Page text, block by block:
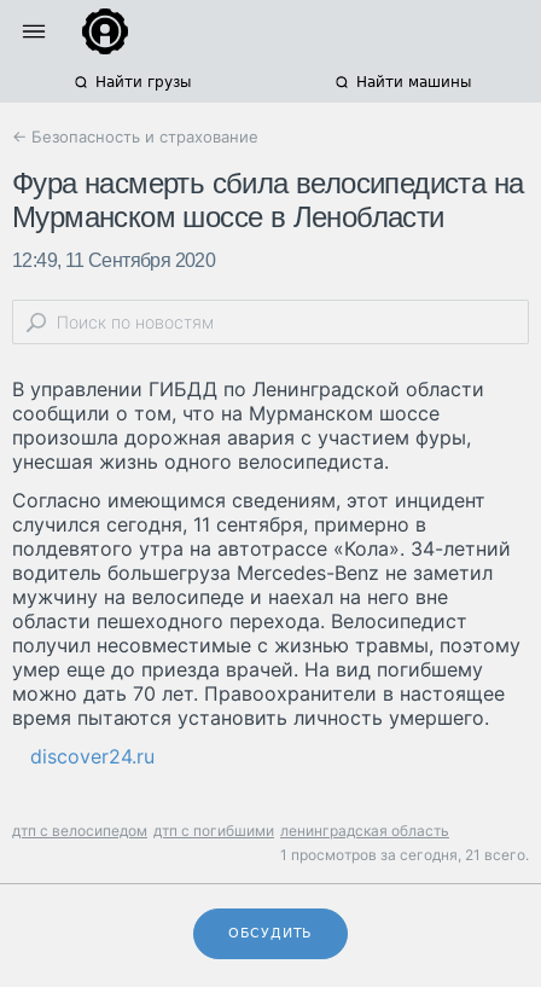
Найти грузы Найти машины
← Безопасность и страхование
Фура насмерть сбила велосипедиста на
Мурманском шоссе в Ленобласти
12:49, 11 Сентября 2020
В управлении ГИБДД по Ленинградской области
сообщили о том, что на Мурманском шоссе
произошла дорожная авария с участием фуры,
унесшая жизнь одного велосипедиста.
Согласно имеющимся сведениям, этот инцидент
случился сегодня, 11 сентября, примерно в
полдевятого утра на автотрассе «Кола». 34-летний
водитель большегруза Mercedes-Benz не заметил
мужчину на велосипеде и наехал на него вне
области пешеходного перехода. Велосипедист
получил несовместимые с жизнью травмы, поэтому
умер еще до приезда врачей. На вид погибшему
можно дать 70 лет. Правоохранители в настоящее
время пытаются установить личность умершего.
discover24.ru
дтп с велосипедом дтп с погибшими ленинградская область
1 просмотров за сегодня, 21 всего.
ОБСУДИТЬ